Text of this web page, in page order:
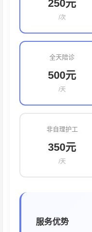
250元
/次
全天陪诊
500元
/天
非自理护工
350元
/天
服务优势